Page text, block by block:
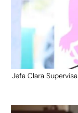
Jefa Clara